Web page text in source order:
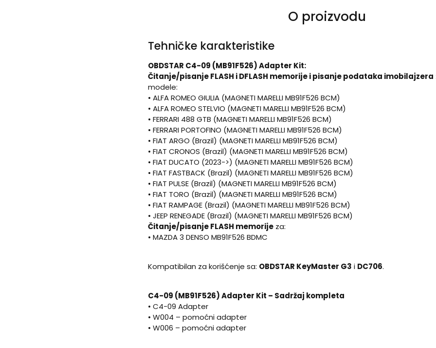
O proizvodu
Tehničke karakteristike
OBDSTAR C4-09 (MB91F526) Adapter Kit:
Čitanje/pisanje FLASH i DFLASH memorije i pisanje podataka imobilajzera
modele:
• ALFA ROMEO GIULIA (MAGNETI MARELLI MB91F526 BCM)
• ALFA ROMEO STELVIO (MAGNETI MARELLI MB91F526 BCM)
• FERRARI 488 GTB (MAGNETI MARELLI MB91F526 BCM)
• FERRARI PORTOFINO (MAGNETI MARELLI MB91F526 BCM)
• FIAT ARGO (Brazil) (MAGNETI MARELLI MB91F526 BCM)
• FIAT CRONOS (Brazil) (MAGNETI MARELLI MB91F526 BCM)
• FIAT DUCATO (2023->) (MAGNETI MARELLI MB91F526 BCM)
• FIAT FASTBACK (Brazil) (MAGNETI MARELLI MB91F526 BCM)
• FIAT PULSE (Brazil) (MAGNETI MARELLI MB91F526 BCM)
• FIAT TORO (Brazil) (MAGNETI MARELLI MB91F526 BCM)
• FIAT RAMPAGE (Brazil) (MAGNETI MARELLI MB91F526 BCM)
• JEEP RENEGADE (Brazil) (MAGNETI MARELLI MB91F526 BCM)
Čitanje/pisanje FLASH memorije za:
• MAZDA 3 DENSO MB91F526 BDMC
Kompatibilan za korišćenje sa: OBDSTAR KeyMaster G3 i DC706.
C4-09 (MB91F526) Adapter Kit – Sadržaj kompleta
• C4-09 Adapter
• W004 – pomoćni adapter
• W006 – pomoćni adapter